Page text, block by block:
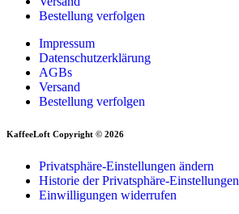
Bestellung verfolgen
Impressum
Datenschutzerklärung
AGBs
Versand
Bestellung verfolgen
KaffeeLoft Copyright © 2026
Privatsphäre-Einstellungen ändern
Historie der Privatsphäre-Einstellungen
Einwilligungen widerrufen